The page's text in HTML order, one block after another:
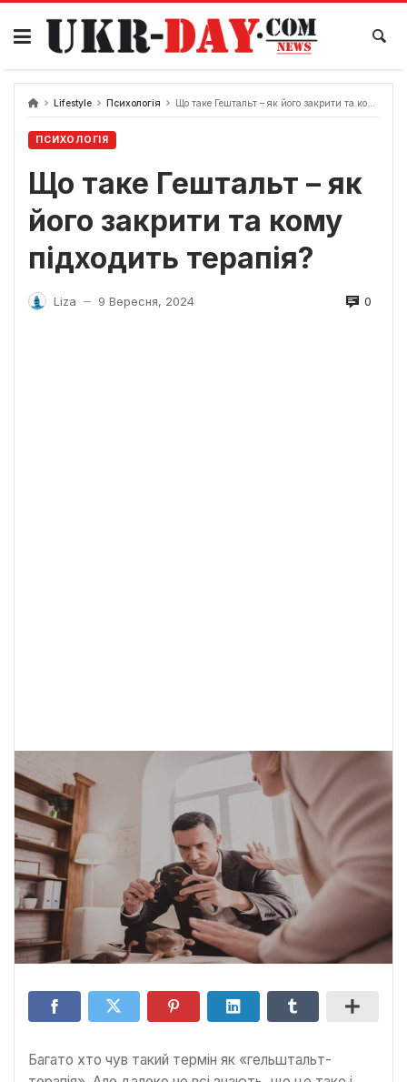
Перейти
вмісту
Lifestyle Психологія Що таке Гештальт – як його закрити та кому підходить терапія?
ПСИХОЛОГІЯ
Що таке Гештальт – як
його закрити та кому
підходить терапія?
Liza — 9 Вересня, 2024 0
Багато хто чув такий термін як «гельштальт-